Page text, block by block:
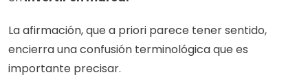
La afirmación, que a priori parece tener sentido,
encierra una confusión terminológica que es
importante precisar.